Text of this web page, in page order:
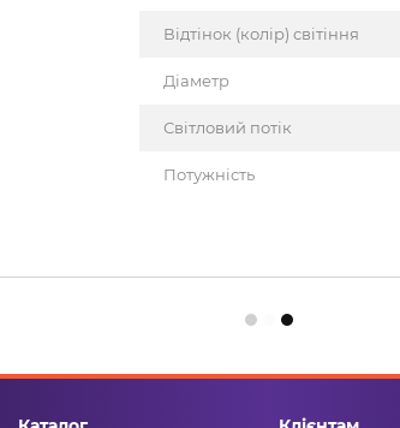
Відтінок (колір) світіння
Діаметр
Світловий потік
Потужність